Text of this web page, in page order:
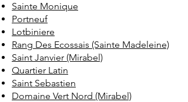
Sainte Monique
Portneuf
Lotbiniere
Rang Des Ecossais (Sainte Madeleine)
Saint Janvier (Mirabel)
Quartier Latin
Saint Sebastien
Domaine Vert Nord (Mirabel)